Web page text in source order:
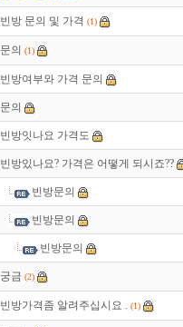
빈방 문의 및 가격 (1)
문의 (1)
빈방여부와 가격 문의
문의
빈방잇나요 가격도
빈방있나요? 가격은 어떻게 되시죠??
빈방문의
빈방문의
빈방문의
궁금 (2)
빈방가격좀 알려주십시요 . (1)